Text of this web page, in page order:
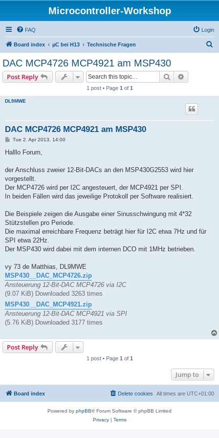
Microcontroller-Workshop
FAQ Login
Board index µC bei H13 Technische Fragen
DAC MCP4726 MCP4921 am MSP430
Post Reply Search
1 post • Page 1 of 1
DL9MWE
DAC MCP4726 MCP4921 am MSP430
P
s
Tue 2. Apr 2013, 14:00
Halllo Forum,
der Anschluss zweier 12-Bit-DACs an den MSP430G2553 wird hier
vorgestellt.
Der MCP4726 wird per I2C angesteuert, der MCP4921 per SPI.
In beiden Fällen wird das jeweilige Protokoll per Software realisiert.
Die Beispiele zeigen die Ausgabe einer Sinusschwingung mit 4*32
Stützstellen pro Periode.
Die maximal erreichbare Frequenz beträgt hier für I2C etwa 7Hz und für
SPI etwa 22Hz.
Der MSP430 wird dabei mit dem internen DCO mit 1MHz betrieben.
vy 73 de Matthias, DL9MWE
MSP430__DAC_MCP4726.zip
Ansteuerung 12-Bit-DAC MCP4726 via I2C
(9.07 KiB) Downloaded 3263 times
MSP430__DAC_MCP4921.zip
Ansteuerung 12-Bit-DAC MCP4921 via SPI
(5.76 KiB) Downloaded 3177 times
Post Reply
1 post • Page 1 of 1
Jump to
Board index All times are UTC+01:00
Delete cookies
Powered by phpBB® Forum Software © phpBB Limited
Privacy| Terms